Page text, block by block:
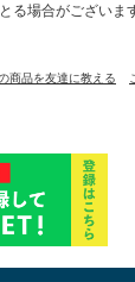
る場合がございま
商品を友達に教える